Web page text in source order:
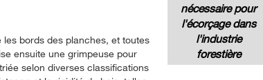
nécessaire pour
l'écorçage dans
l'industrie
forestière
bords des planches, et toutes
ensuite une grimpeuse pour
selon diverses classifications